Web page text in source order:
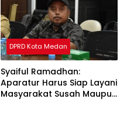
DPRD Kota Medan
Syaiful Ramadhan:
Aparatur Harus Siap Layani
Masyarakat Susah Maupun